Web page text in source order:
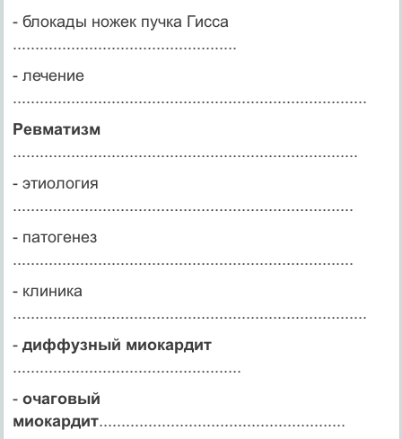
- блокады ножек пучка Гисса
..................................................
- лечение
...............................................................................
Ревматизм
.............................................................................
- этиология
............................................................................
- патогенез
............................................................................
- клиника
...............................................................................
- диффузный миокардит
...................................................
- очаговый
миокардит.......................................................